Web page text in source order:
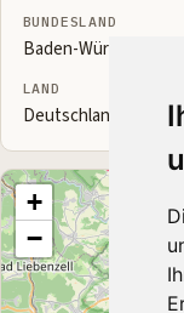
BUNDESLAND
Baden-Württemberg
LAND
Deutschland
+
−